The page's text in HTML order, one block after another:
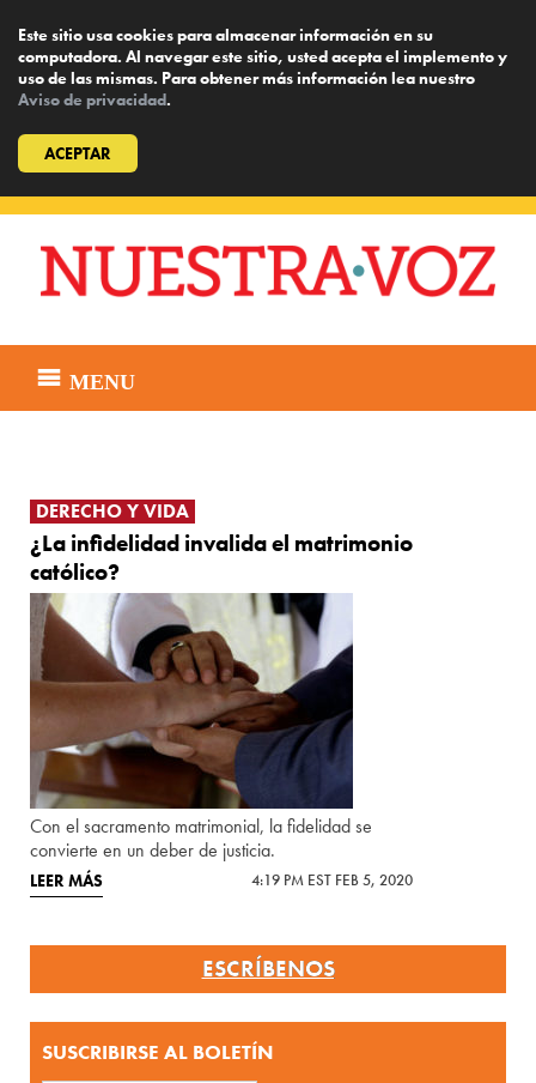
Este sitio usa cookies para almacenar información en su
computadora. Al navegar este sitio, usted acepta el implemento y
uso de las mismas. Para obtener más información lea nuestro
Aviso de privacidad.
ACEPTAR
content
MENU
DERECHO Y VIDA
¿La infidelidad invalida el matrimonio
católico?
Con el sacramento matrimonial, la fidelidad se
convierte en un deber de justicia.
LEER MÁS 4:19 PM EST FEB 5, 2020
ESCRÍBENOS
SUSCRIBIRSE AL BOLETÍN